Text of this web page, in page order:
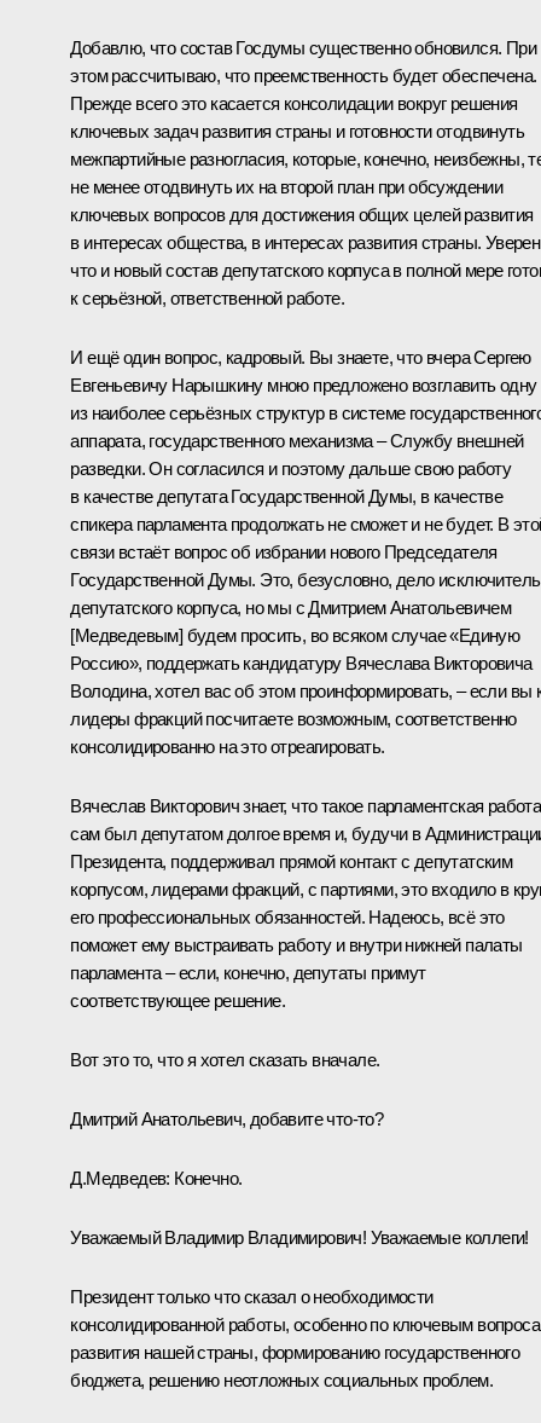
Добавлю, что состав Госдумы существенно обновился. При
этом рассчитываю, что преемственность будет обеспечена.
Прежде всего это касается консолидации вокруг решения
ключевых задач развития страны и готовности отодвинуть
межпартийные разногласия, которые, конечно, неизбежны,
не менее отодвинуть их на второй план при обсуждении
ключевых вопросов для достижения общих целей развития
в интересах общества, в интересах развития страны.
что и новый состав депутатского корпуса в полной мере
к серьёзной, ответственной работе.
И ещё один вопрос, кадровый. Вы знаете, что вчера Сергею
Евгеньевичу Нарышкину мною предложено возглавить одну
из наиболее серьёзных структур в системе
аппарата, государственного механизма – Службу внешней
разведки. Он согласился и поэтому дальше свою работу
в качестве депутата Государственной Думы, в качестве
спикера парламента продолжать не сможет и не будет. В
связи встаёт вопрос об избрании нового Председателя
Государственной Думы. Это, безусловно, дело
депутатского корпуса, но мы с Дмитрием Анатольевичем
[Медведевым] будем просить, во всяком случае «Единую
Россию», поддержать кандидатуру Вячеслава Викторовича
Володина, хотел вас об этом проинформировать, – если вы
лидеры фракций посчитаете возможным, соответственно
консолидированно на это отреагировать.
Вячеслав Викторович знает, что такое парламентская
сам был депутатом долгое время и, будучи в
Президента, поддерживал прямой контакт с депутатским
корпусом, лидерами фракций, с партиями, это входило в
его профессиональных обязанностей. Надеюсь, всё это
поможет ему выстраивать работу и внутри нижней палаты
парламента – если, конечно, депутаты примут
соответствующее решение.
Вот это то, что я хотел сказать вначале.
Дмитрий Анатольевич, добавите что‑то?
Д.Медведев: Конечно.
Уважаемый Владимир Владимирович! Уважаемые коллеги!
Президент только что сказал о необходимости
консолидированной работы, особенно по ключевым
развития нашей страны, формированию государственного
бюджета, решению неотложных социальных проблем.